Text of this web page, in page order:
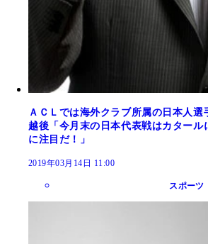
ＡＣＬでは海外クラブ所属の日本人選
越後「今月末の日本代表戦はカタール
に注目だ！」
2019年03月14日 11:00
スポーツ